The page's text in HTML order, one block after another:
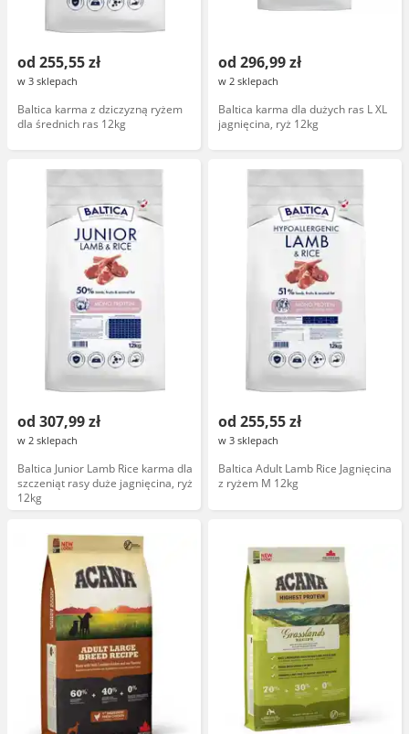
od 255,55 zł
w 3 sklepach
Baltica karma z dziczyzną ryżem
dla średnich ras 12kg
od 296,99 zł
w 2 sklepach
Baltica karma dla dużych ras L XL
jagnięcina, ryż 12kg
od 307,99 zł
w 2 sklepach
Baltica Junior Lamb Rice karma dla
szczeniąt rasy duże jagnięcina, ryż
12kg
od 255,55 zł
w 3 sklepach
Baltica Adult Lamb Rice Jagnięcina
z ryżem M 12kg